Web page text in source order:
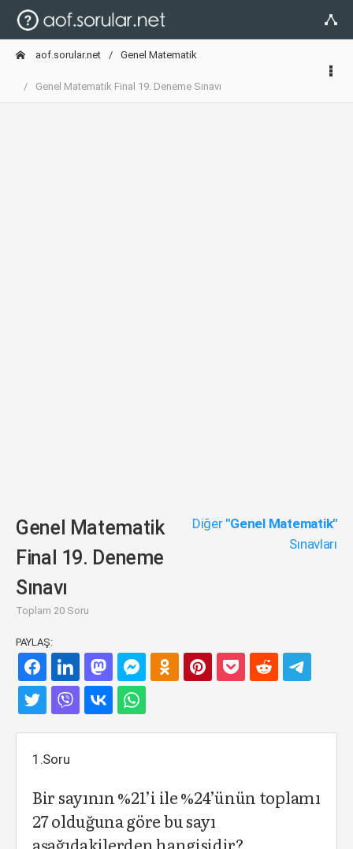
aof.sorular.net Genel Matematik
Genel Matematik Final 19. Deneme Sınavı
Genel Matematik
Final 19. Deneme
Sınavı
Toplam 20 Soru
Diğer "Genel Matematik"
Sınavları
PAYLAŞ:
1.Soru
Bir sayının %21’i ile %24’ünün toplamı
27 olduğuna göre bu sayı
aşağıdakilerden hangisidir?